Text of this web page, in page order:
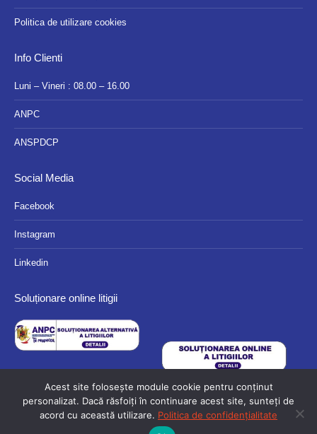
Politica de utilizare cookies
Info Clienti
Luni – Vineri : 08.00 – 16.00
ANPC
ANSPDCP
Social Media
Facebook
Instagram
Linkedin
Soluționare online litigii
© 2024 Eurocassa - Toate drepturile rezervate.
Acest site folosește module cookie pentru conținut
personalizat. Dacă răsfoiți în continuare acest site, sunteți de
acord cu această utilizare. Politica de confidențialitate